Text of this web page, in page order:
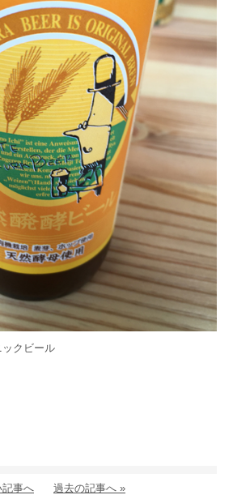
クビール
事へ 過去の記事へ »